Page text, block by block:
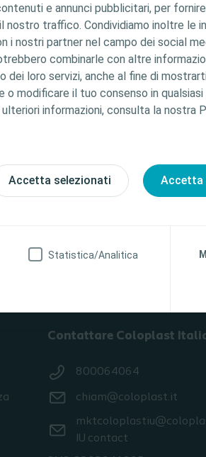
e annunci pubblicitari, per
nostro traffico. Condividiamo inoltre le
nostri partner nel campo dei social
combinarle con altre
dei loro servizi, anche al fine di
modificare il tuo consenso in
informazioni, consulta la nostra
Accetta selezionati Accetta
Statistica/Analitica
ai professionisti sanitari. I
Coloplast non fornisce
ai pazienti rimane al
presentati, tra cui istruzioni
e avvertenze, consultare le
non sono un professionista sanitario
event - Rimini 2025.pdf
Contattare Coloplast
800064064
chiam@coloplast.it
IU contact